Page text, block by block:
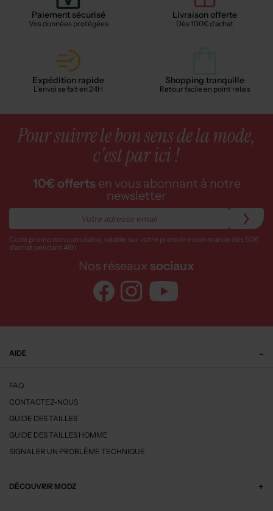
Paiement sécurisé
Vos données protégées
Livraison offerte
Dès 100€ d'achat
Expédition rapide
L'envoi se fait en 24H
Shopping tranquille
Retour facile en point relais
Pour suivre le bon sens de la mode,
c'est par ici !
10€ offerts en vous abonnant à notre
newsletter
Code promo non cumulable, valable sur votre première commande dès 50€
d’achat pendant 48h
Nos réseaux sociaux
AIDE
FAQ
CONTACTEZ-NOUS
GUIDE DES TAILLES
GUIDE DES TAILLES HOMME
SIGNALER UN PROBLÈME TECHNIQUE
DÉCOUVRIR MODZ